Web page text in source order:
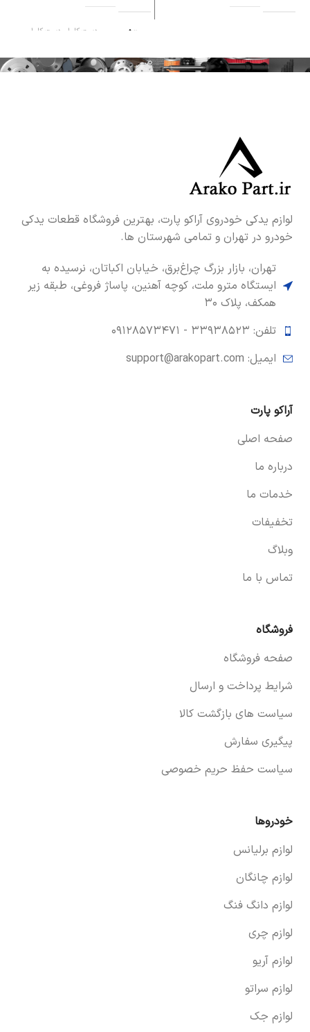
متغیر
دست کامل, دست کامل
لوازم یدکی خودروی آراکو پارت، بهترین فروشگاه قطعات یدکی
خودرو در تهران و تمامی شهرستان ها.
تهران، بازار بزرگ چراغ‌برق، خیابان اکباتان، نرسیده به
ایستگاه مترو ملت، کوچه آهنین، پاساژ فروغی، طبقه زیر
همکف، پلاک ۳۰
تلفن: ۳۳۹۳۸۵۲۳ -
۰۹۱۲۸۵۷۳۴۷۱
ایمیل: support@arakopart.com
آراکو پارت
صفحه اصلی
درباره ما
خدمات ما
تخفیفات
وبلاگ
تماس با ما
فروشگاه
صفحه فروشگاه
شرایط پرداخت و ارسال
سیاست های بازگشت کالا
پیگیری سفارش
سیاست حفظ حریم خصوصی
خودروها
لوازم برلیانس
لوازم چانگان
لوازم دانگ فنگ
لوازم چری
لوازم آریو
لوازم سراتو
لوازم جک